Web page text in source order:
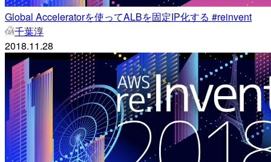
Global Acceleratorを使ってALBを固定IP化する #reinvent
千葉淳
2018.11.28